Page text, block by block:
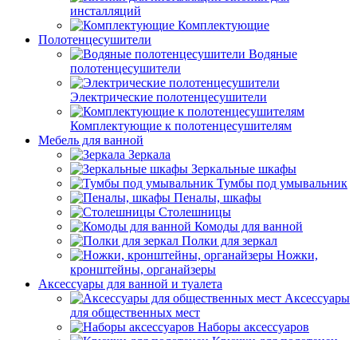
инсталляций
Комплектующие
Полотенцесушители
Водяные
полотенцесушители
Электрические полотенцесушители
Комплектующие к полотенцесушителям
Мебель для ванной
Зеркала
Зеркальные шкафы
Тумбы под умывальник
Пеналы, шкафы
Столешницы
Комоды для ванной
Полки для зеркал
Ножки,
кронштейны, органайзеры
Аксессуары для ванной и туалета
Аксессуары
для общественных мест
Наборы аксессуаров